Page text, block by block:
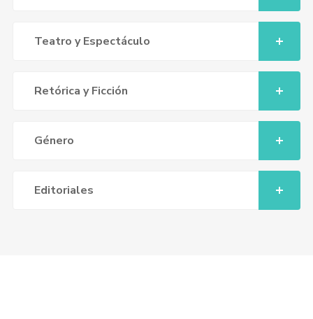
Teatro y Espectáculo
Retórica y Ficción
Género
Editoriales